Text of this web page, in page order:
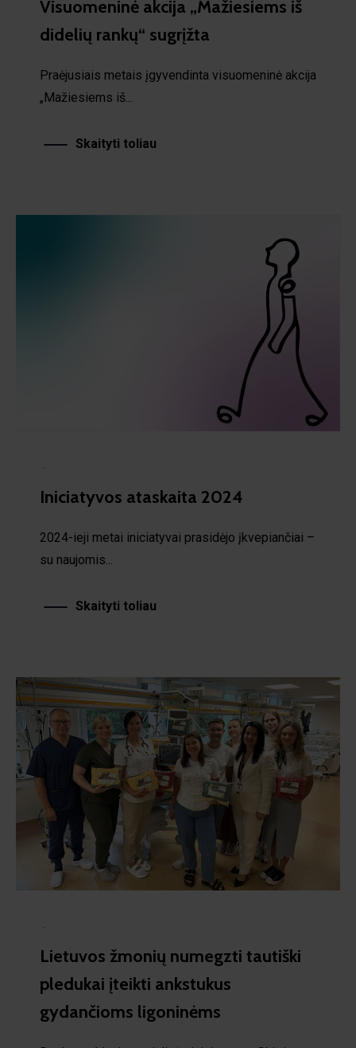
didelių rankų“ sugrįžta
Praėjusiais metais įgyvendinta visuomeninė akcija
„Mažiesiems iš...
Skaityti toliau
·
Iniciatyvos ataskaita 2024
2024-ieji metai iniciatyvai prasidėjo įkvepiančiai –
su naujomis...
Skaityti toliau
Lietuvos žmonių numegzti tautiški
pledukai įteikti ankstukus
gydančioms ligoninėms